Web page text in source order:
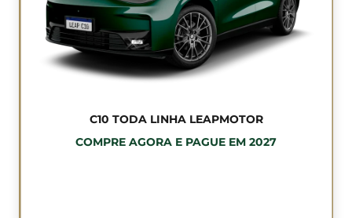
C10 TODA LINHA LEAPMOTOR
COMPRE AGORA E PAGUE EM 2027